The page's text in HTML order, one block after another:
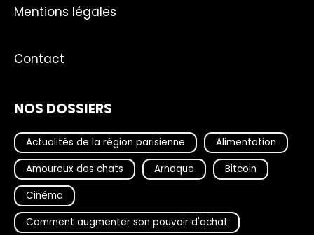
Mentions légales
Contact
NOS DOSSIERS
Actualités de la région parisienne
Alimentation
Amoureux des chats
Arnaque
Bitcoin
Cinéma
Comment augmenter son pouvoir d'achat